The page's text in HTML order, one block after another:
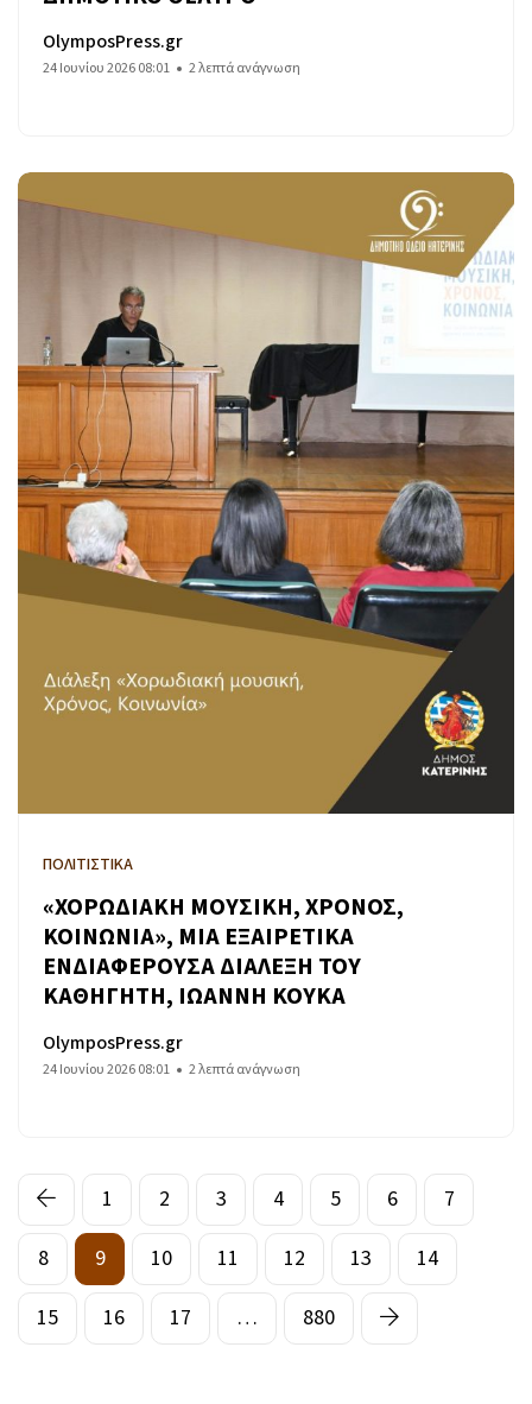
OlymposPress.gr
24 Ιουνίου 2026 08:01 2 λεπτά ανάγνωση
ΠΟΛΙΤΙΣΤΙΚΑ
«ΧΟΡΩΔΙΑΚΗ ΜΟΥΣΙΚΗ, ΧΡΟΝΟΣ,
ΚΟΙΝΩΝΙΑ», ΜΙΑ ΕΞΑΙΡΕΤΙΚΑ
ΕΝΔΙΑΦΕΡΟΥΣΑ ΔΙΑΛΕΞΗ ΤΟΥ
ΚΑΘΗΓΗΤΗ, ΙΩΑΝΝΗ ΚΟΥΚΑ
OlymposPress.gr
24 Ιουνίου 2026 08:01 2 λεπτά ανάγνωση
1 2 3 4 5 6
7
8
9 10 11 12 13
14
15
16 17 … 880